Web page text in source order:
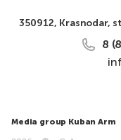
350912, Krasnodar,
8
Media group Kuban Arm